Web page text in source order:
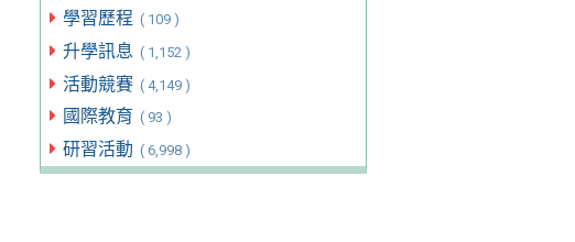
學習歷程 ( 109 )
升學訊息 ( 1,152 )
活動競賽 ( 4,149 )
國際教育 ( 93 )
研習活動 ( 6,998 )